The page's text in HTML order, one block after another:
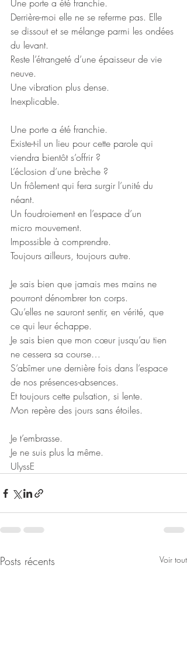
Une porte a été franchie.
Derrière-moi elle ne se referme pas. Elle
se dissout et se mélange parmi les ondées
du levant.
Reste l’étrangeté d’une épaisseur de vie
neuve.
Une vibration plus dense.
Inexplicable.
Une porte a été franchie.
Existe-t-il un lieu pour cette parole qui
viendra bientôt s’offrir ?
L’éclosion d’une brèche ?
Un frôlement qui fera surgir l’unité du
néant.
Un foudroiement en l’espace d’un
micro mouvement.
Impossible à comprendre.
Toujours ailleurs, toujours autre.
Je sais bien que jamais mes mains ne
pourront dénombrer ton corps.
Qu’elles ne sauront sentir, en vérité, que
ce qui leur échappe.
Je sais bien que mon cœur jusqu’au tien
ne cessera sa course…
S’abîmer une dernière fois dans l’espace
de nos présences-absences.
Et toujours cette pulsation, si lente.
Mon repère des jours sans étoiles.
Je t’embrasse.
Je ne suis plus la même.
UlyssE
Posts récents Voir tout